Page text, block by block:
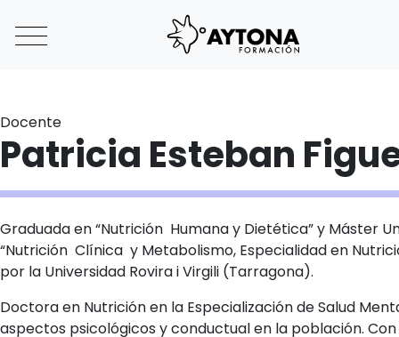
Main Navigation
Docente
Patricia Esteban
Graduada en “Nutrición Humana y Dietética” y Máster
“Nutrición Clínica y Metabolismo, Especialidad en
por la Universidad Rovira i Virgili (Tarragona).
Doctora en Nutrición en la Especialización de Salud
aspectos psicológicos y conductual en la población. Con